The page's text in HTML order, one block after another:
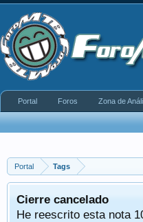
Portal Tags
Cierre cancelado
He reescrito esta nota
Portal Foros Zona de